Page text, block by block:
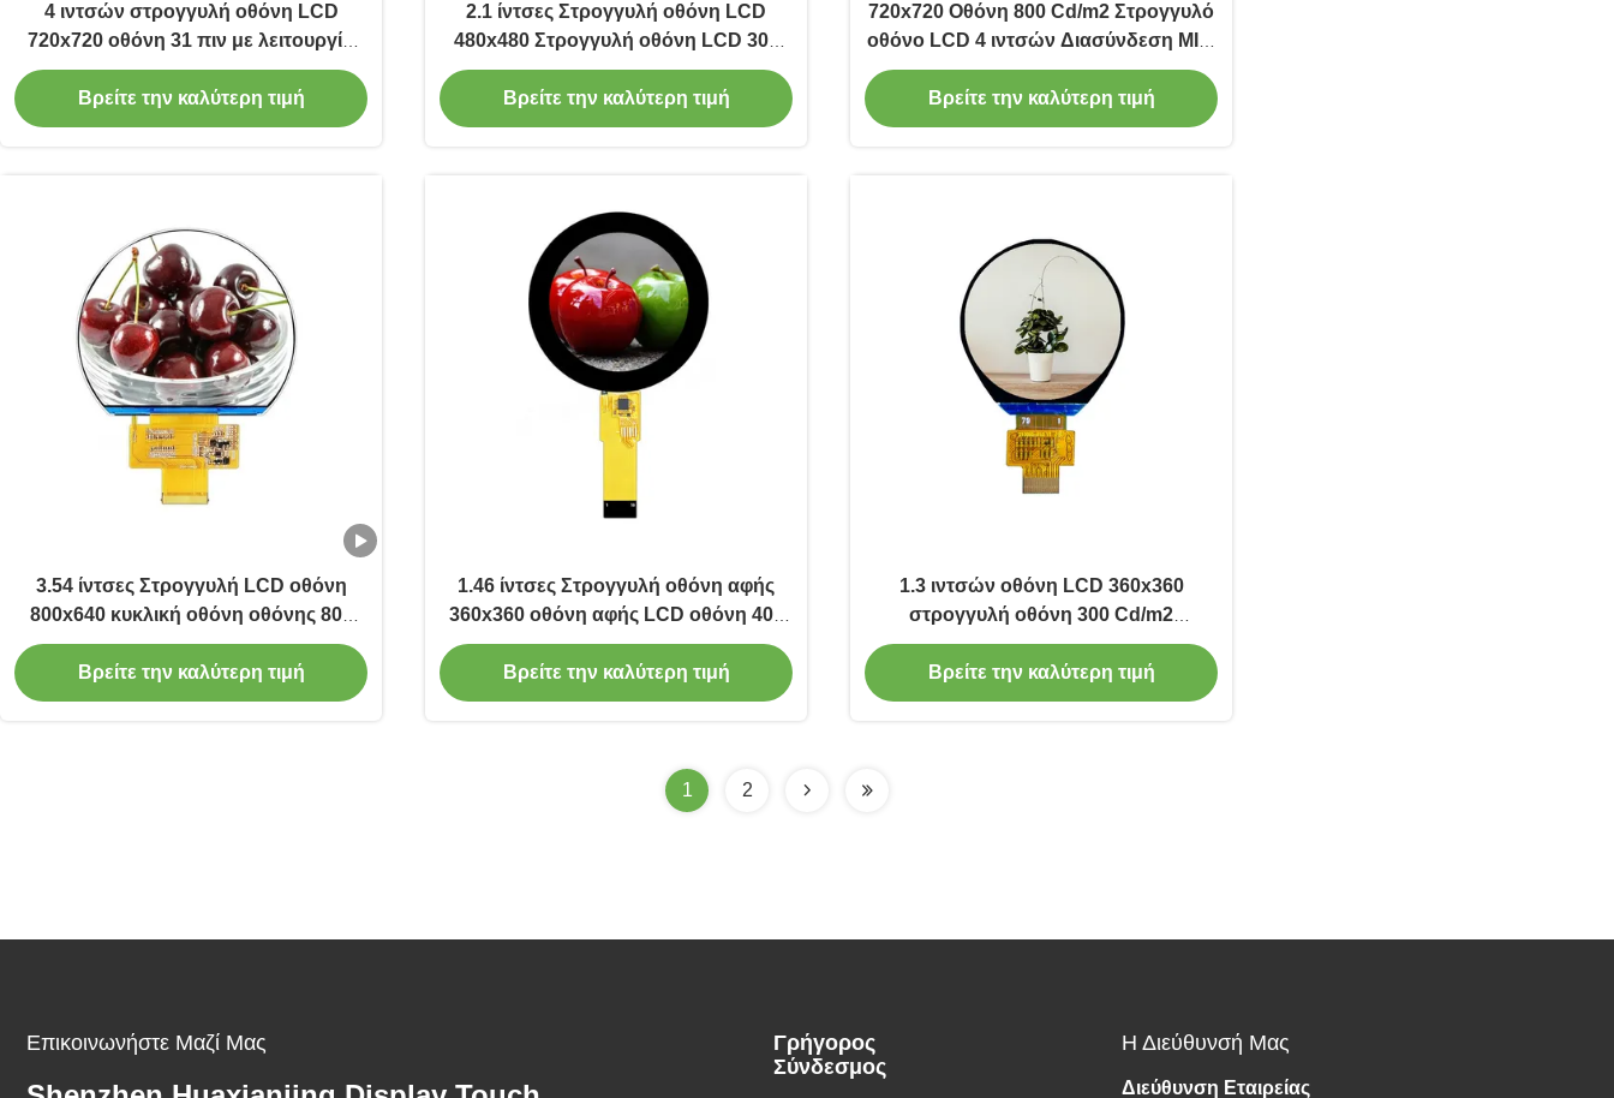
4 ιντσών στρογγυλή οθόνη LCD
720x720 οθόνη 31 πιν με λειτουργία
αφής
Βρείτε την καλύτερη τιμή
2.1 ίντσες Στρογγυλή οθόνη LCD
480x480 Στρογγυλή οθόνη LCD 300
Cd/M2 RGB + SPI Interface
Βρείτε την καλύτερη τιμή
720x720 Οθόνη 800 Cd/m2 Στρογγυλό
οθόνο LCD 4 ιντσών Διασύνδεση MIPI
IPS Πλήρης γωνία θέασης
Βρείτε την καλύτερη τιμή
3.54 ίντσες Στρογγυλή LCD οθόνη
800x640 κυκλική οθόνη οθόνης 800
Cd/m2
Βρείτε την καλύτερη τιμή
1.46 ίντσες Στρογγυλή οθόνη αφής
360x360 οθόνη αφής LCD οθόνη 400
Cd/m2
Βρείτε την καλύτερη τιμή
1.3 ιντσών οθόνη LCD 360x360
στρογγυλή οθόνη 300 Cd/m2
Διοικητής IC GC9C01
Βρείτε την καλύτερη τιμή
1 2
Επικοινωνήστε Μαζί Μας
Γρήγορος
Σύνδεσμος
Η Διεύθυνσή Μας
Διεύθυνση Εταιρείας